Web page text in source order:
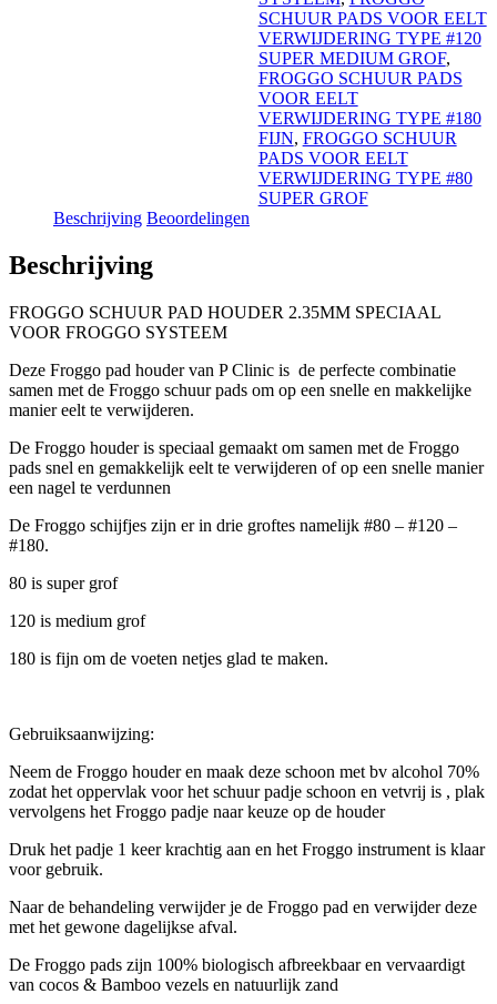
hoeveelheid
SCHUUR PADS VOOR EELT
VERWIJDERING TYPE #120
SUPER MEDIUM GROF,
FROGGO SCHUUR PADS
VOOR EELT
VERWIJDERING TYPE #180
FIJN, FROGGO SCHUUR
PADS VOOR EELT
VERWIJDERING TYPE #80
SUPER GROF
Beschrijving Beoordelingen
Beschrijving
FROGGO SCHUUR PAD HOUDER 2.35MM SPECIAAL
VOOR FROGGO SYSTEEM
Deze Froggo pad houder van P Clinic is de perfecte combinatie
samen met de Froggo schuur pads om op een snelle en makkelijke
manier eelt te verwijderen.
De Froggo houder is speciaal gemaakt om samen met de Froggo
pads snel en gemakkelijk eelt te verwijderen of op een snelle manier
een nagel te verdunnen
De Froggo schijfjes zijn er in drie groftes namelijk #80 – #120 –
#180.
80 is super grof
120 is medium grof
180 is fijn om de voeten netjes glad te maken.
Gebruiksaanwijzing:
Neem de Froggo houder en maak deze schoon met bv alcohol 70%
zodat het oppervlak voor het schuur padje schoon en vetvrij is , plak
vervolgens het Froggo padje naar keuze op de houder
Druk het padje 1 keer krachtig aan en het Froggo instrument is klaar
voor gebruik.
Naar de behandeling verwijder je de Froggo pad en verwijder deze
met het gewone dagelijkse afval.
De Froggo pads zijn 100% biologisch afbreekbaar en vervaardigt
van cocos & Bamboo vezels en natuurlijk zand